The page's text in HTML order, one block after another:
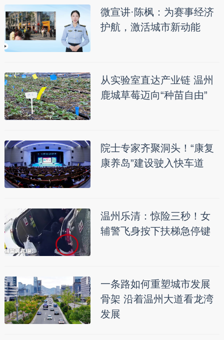
微宣讲·陈枫：为赛事经济
护航，激活城市新动能
从实验室直达产业链 温州
鹿城草莓迈向“种苗自由”
院士专家齐聚洞头！“康复
康养岛”建设驶入快车道
温州乐清：惊险三秒！女
辅警飞身按下扶梯急停键
一条路如何重塑城市发展
骨架 沿着温州大道看龙湾
发展